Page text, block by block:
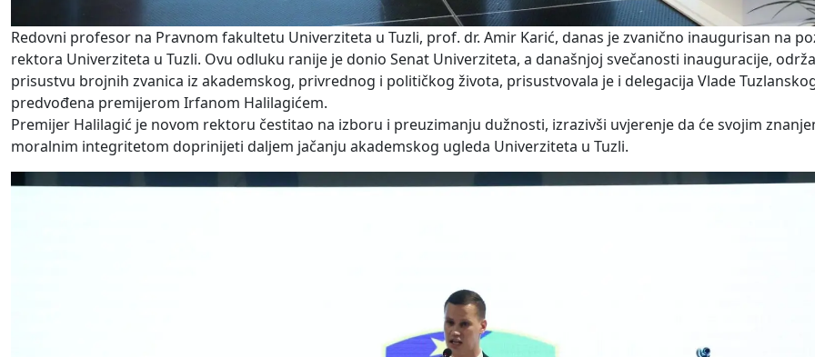
Redovni profesor na Pravnom fakultetu Univerziteta u Tuzli, prof. dr. Amir Karić, danas je zvanično inaugurisan na
rektora Univerziteta u Tuzli. Ovu odluku ranije je donio Senat Univerziteta, a današnjoj svečanosti inauguracije,
prisustvu brojnih zvanica iz akademskog, privrednog i političkog života, prisustvovala je i delegacija Vlade
predvođena premijerom Irfanom Halilagićem.
Premijer Halilagić je novom rektoru čestitao na izboru i preuzimanju dužnosti, izrazivši uvjerenje da će svojim
moralnim integritetom doprinijeti daljem jačanju akademskog ugleda Univerziteta u Tuzli.